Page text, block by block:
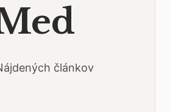
článkov